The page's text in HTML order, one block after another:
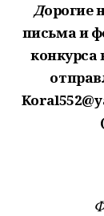
Дорогие
письма и
конкурса